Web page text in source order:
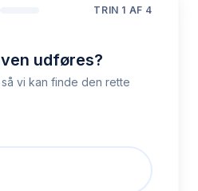
TRIN 1 AF 4
udføres?
vi kan finde den rette